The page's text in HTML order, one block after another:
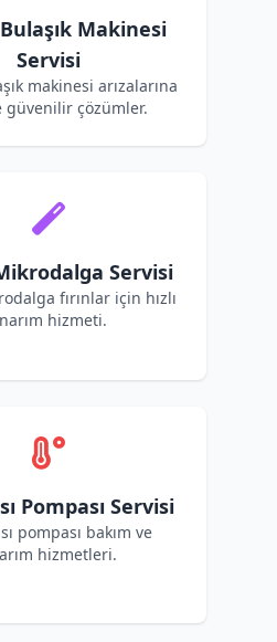
Makinesi
Servisi
makinesi arızalarına
güvenilir çözümler.
Servisi
fırınlar için hızlı
hizmeti.
Pompası Servisi
pompası bakım ve
hizmetleri.